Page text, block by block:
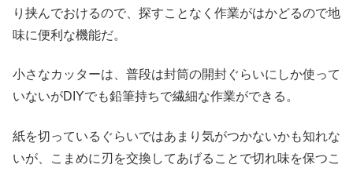
り挟んでおけるので、探すことなく作業がはかどるので地
味に便利な機能だ。
小さなカッターは、普段は封筒の開封ぐらいにしか使って
いないがDIYでも鉛筆持ちで繊細な作業ができる。
紙を切っているぐらいではあまり気がつかないかも知れな
いが、こまめに刃を交換してあげることで切れ味を保つこ